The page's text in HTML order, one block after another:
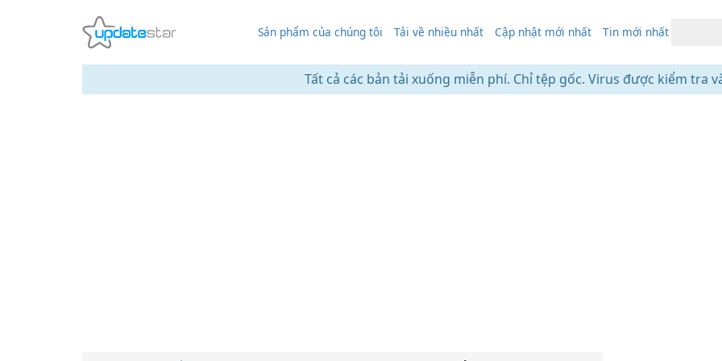
Sản phẩm của chúng tôi Tải về nhiều nhất Cập nhật mới nhất Tin mới nhất
Tất cả các bản tải xuống miễn phí. Chỉ tệp gốc. Virus được kiểm tra